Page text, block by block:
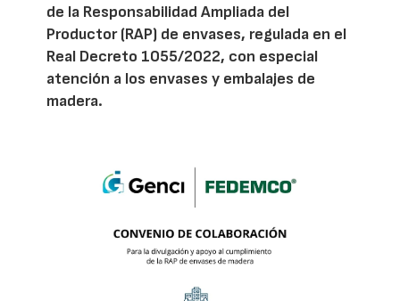
de la Responsabilidad Ampliada del
Productor (RAP) de envases, regulada en el
Real Decreto 1055/2022, con especial
atención a los envases y embalajes de
madera.